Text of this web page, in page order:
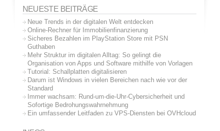
NEUESTE BEITRÄGE
Neue Trends in der digitalen Welt entdecken
Online-Rechner für Immobilienfinanzierung
Sicheres Bezahlen im PlayStation Store mit PSN
Guthaben
Mehr Struktur im digitalen Alltag: So gelingt die
Organisation von Apps und Software mithilfe von Vorlagen
Tutorial: Schallplatten digitalisieren
Darum ist Windows in vielen Bereichen nach wie vor der
Standard
Immer wachsam: Rund-um-die-Uhr-Cybersicherheit und
Sofortige Bedrohungswahrnehmung
Ein umfassender Leitfaden zu VPS-Diensten bei OVHcloud